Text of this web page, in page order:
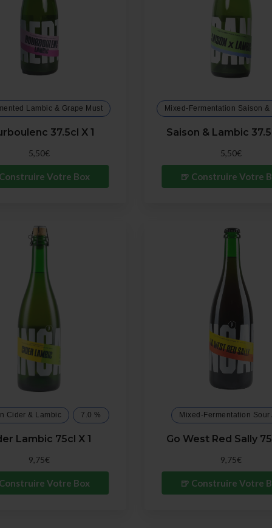
Lambic & Grape Must
7.6 %37.5cl X 1
5,50€
Votre Box
Mixed-Fermentation Saison
6.4 %
Saison & Lambic
5,50€
🍺 Construire Votre
Cider & Lambic 7.0 %
Lambic 75cl X 1
9,75€
Votre Box
Mixed-Fermentation Sour
Go West Red Sally
9,75€
🍺 Construire Votre